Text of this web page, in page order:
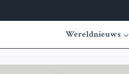
Wereldnieuws